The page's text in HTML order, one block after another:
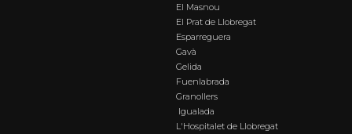
El Masnou
El Prat de Llobregat
Esparreguera
Gavà
Gelida
Fuenlabrada
Granollers
Igualada
L'Hospitalet de Llobregat